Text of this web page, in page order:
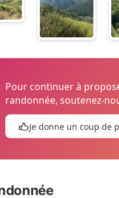
Pour continuer à
randonnée, soutenez-
Je donne un coup de